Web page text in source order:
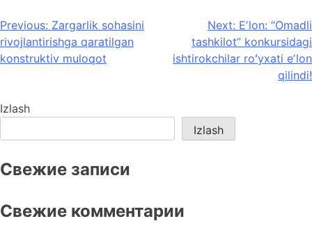
Post
menyusi
Previous: Zargarlik sohasini
rivojlantirishga qaratilgan
konstruktiv muloqot
Next: Eʼlon: “Omadli
tashkilot” konkursidagi
ishtirokchilar roʻyxati eʼlon
qilindi!
Izlash
Izlash
Свежие записи
Свежие комментарии